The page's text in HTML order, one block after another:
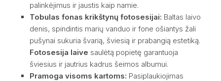
palinkėjimus ir jaustis kaip namie.
Tobulas fonas krikštynų fotosesijai: Baltas laivo
denis, spindintis marių vanduo ir fone ošiantys žali
pušynai sukuria švarią, šviesią ir prabangią estetiką.
Fotosesija laive saulėtą popietę garantuoja
šviesius ir jautrius kadrus šeimos albumui.
Pramoga visoms kartoms: Pasiplaukiojimas